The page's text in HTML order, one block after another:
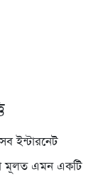
ইন্টারনেট
মূলত এমন একটি